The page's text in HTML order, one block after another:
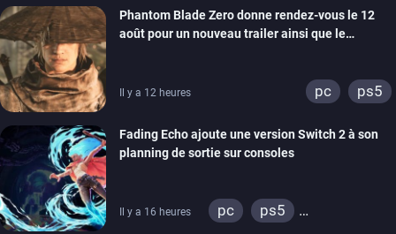
Phantom Blade Zero donne rendez-vous le 12
août pour un nouveau trailer ainsi que le
Il y a 12 heures pc ps5
Fading Echo ajoute une version Switch 2 à son
planning de sortie sur consoles
Il y a 16 heures pc
ps5